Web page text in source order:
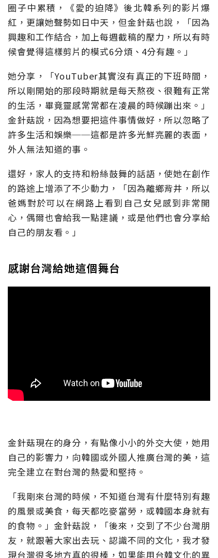
圈子中累積，《愛的迫降》後北韓系列的影片爆
紅，更讓她聲勢如日中天，但金針菇也說，「因為
興趣和工作結合，加上每週截稿的壓力，所以有時
候會覺得這樣剪片的模式6分煩、4分有趣。」
她分享，「YouTuber其實沒有真正的下班時間，
所以剛開始的那段時期就是每天熬夜、很難有正常
的生活，畢竟靈感常常都在凌晨的時候蹦出來。」
金針菇說，因為想要把這件事情做好，所以忽略了
許多生活和娛樂──這都是許多光鮮亮麗的表面，
外人無法知道的事。
還好，家人的支持和粉絲鼓舞的話語，使她在創作
的路途上增添了不少動力，「因為離鄉背井，所以
爸媽對於可以在網路上看到自己女兒感到非常開
心，偶爾也會給我一點建議，或是他們也會分享給
自己的朋友看。」
感謝台灣給她這個舞台
金針菇現在的身分，有點像小小的外交大使，她用
自己的影響力，向韓國或外國人推廣台灣的美，這
完全建立在對台灣的熱愛和堅持。
「我剛來台灣的時候，不知道台灣有什麼特別有趣
的風景或美食，每天都吃麥當勞，或韓國本身就有
的食物。」金針菇說，「後來，交到了不少台灣朋
友，就跟著大家出去玩、認識不同的文化，我才發
現台灣很多地方真的很棒，如果能用台韓文化的異